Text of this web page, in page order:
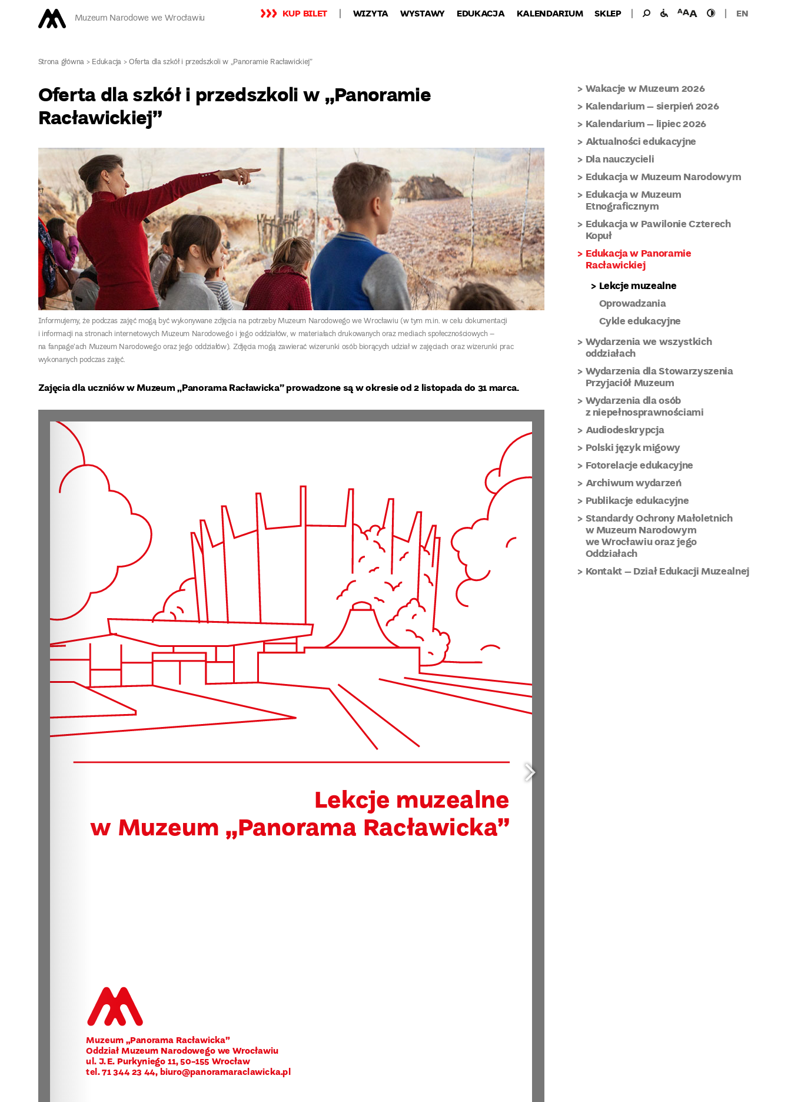
Muzeum Narodowe we Wrocławiu KUP BILET WIZYTA WYSTAWY EDUKACJA KALENDARIUM SKLEP Wyszukaj
Wyszukiwanie
dla:
udogodnieniawielkość
czcionki
wysoki
kontrast
EN
Strona główna>Edukacja>Oferta dla szkół i przedszkoli w „Panoramie Racławickiej”
Oferta dla szkół i przedszkoli w „Panoramie
Racławickiej”
Informujemy, że podczas zajęć mogą być wykonywane zdjęcia na potrzeby Muzeum Narodowego we Wrocławiu (w tym m.in. w celu dokumentacji
i informacji na stronach internetowych Muzeum Narodowego i jego oddziałów, w materiałach drukowanych oraz mediach społecznościowych –
na fanpage’ach Muzeum Narodowego oraz jego oddziałów). Zdjęcia mogą zawierać wizerunki osób biorących udział w zajęciach oraz wizerunki prac
wykonanych podczas zajęć.
Zajęcia dla uczniów w Muzeum „Panorama Racławicka” prowadzone są w okresie od 2 listopada do 31 marca.
Wakacje w Muzeum 2026
Kalendarium – sierpień 2026
Kalendarium – lipiec 2026
Aktualności edukacyjne
Dla nauczycieli
Edukacja w Muzeum Narodowym
Edukacja w Muzeum
Etnograficznym
Edukacja w Pawilonie Czterech
Kopuł
Edukacja w Panoramie
Racławickiej
Lekcje muzealne
Oprowadzania
Cykle edukacyjne
Wydarzenia we wszystkich
oddziałach
Wydarzenia dla Stowarzyszenia
Przyjaciół Muzeum
Wydarzenia dla osób
z niepełnosprawnościami
Audiodeskrypcja
Polski język migowy
Fotorelacje edukacyjne
Archiwum wydarzeń
Publikacje edukacyjne
Standardy Ochrony Małoletnich
w Muzeum Narodowym
we Wrocławiu oraz jego
Oddziałach
Kontakt – Dział Edukacji Muzealnej